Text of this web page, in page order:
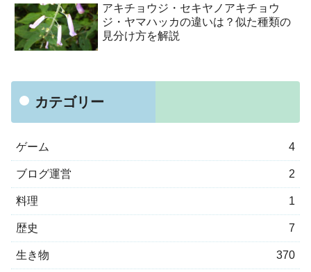
アキチョウジ・セキヤノアキチョウ
ジ・ヤマハッカの違いは？似た種類の
見分け方を解説
カテゴリー
ゲーム 4
ブログ運営 2
料理 1
歴史 7
生き物 370